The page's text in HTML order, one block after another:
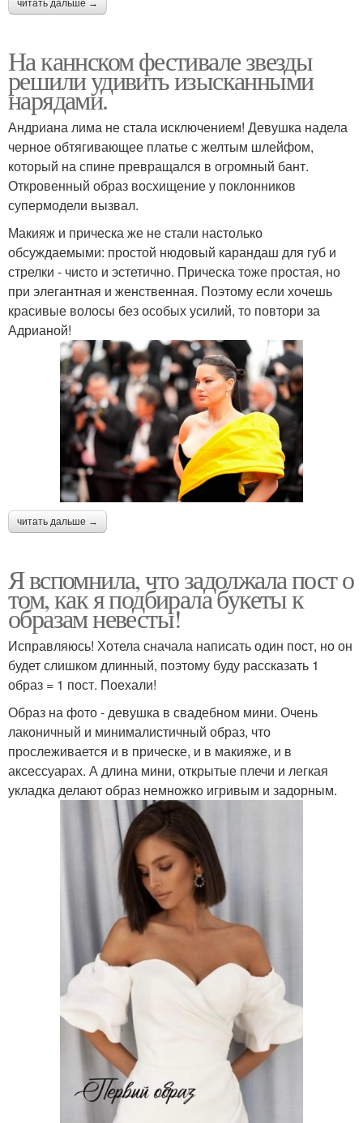
читать дальше →
На каннском фестивале звезды
решили удивить изысканными
нарядами.
Андриана лима не стала исключением! Девушка надела
черное обтягивающее платье с желтым шлейфом,
который на спине превращался в огромный бант.
Откровенный образ восхищение у поклонников
супермодели вызвал.
Макияж и прическа же не стали настолько
обсуждаемыми: простой нюдовый карандаш для губ и
стрелки - чисто и эстетично. Прическа тоже простая, но
при элегантная и женственная. Поэтому если хочешь
красивые волосы без особых усилий, то повтори за
Адрианой!
читать дальше →
Я вспомнила, что задолжала пост о
том, как я подбирала букеты к
образам невесты!
Исправляюсь! Хотела сначала написать один пост, но он
будет слишком длинный, поэтому буду рассказать 1
образ = 1 пост. Поехали!
Образ на фото - девушка в свадебном мини. Очень
лаконичный и минималистичный образ, что
прослеживается и в прическе, и в макияже, и в
аксессуарах. А длина мини, открытые плечи и легкая
укладка делают образ немножко игривым и задорным.